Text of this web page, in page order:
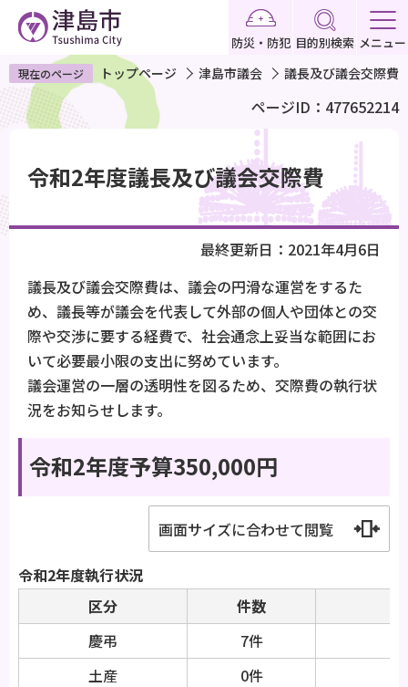
ペ
ー
ジ
で
す
防災・防犯 目的別検索 メニュー
現在のページ トップページ 津島市議会 議長及び議会交際費
ページID：477652214
令和2年度議長及び議会交際費
最終更新日：2021年4月6日
議長及び議会交際費は、議会の円滑な運営をするた
め、議長等が議会を代表して外部の個人や団体との交
際や交渉に要する経費で、社会通念上妥当な範囲にお
いて必要最小限の支出に努めています。
議会運営の一層の透明性を図るため、交際費の執行状
況をお知らせします。
令和2年度予算350,000円
画面サイズに合わせて閲覧
令和2年度執行状況
区分
件数
慶弔
7件
土産
0件